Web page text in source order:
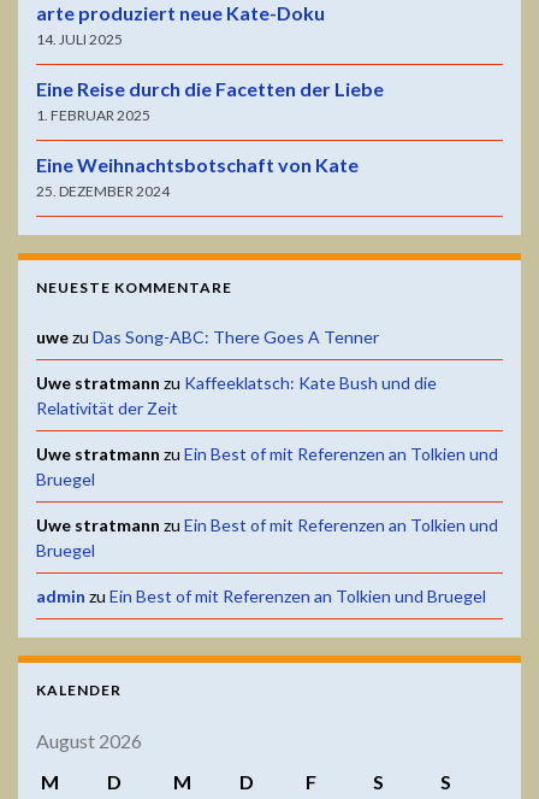
arte produziert neue Kate-Doku
14. JULI 2025
Eine Reise durch die Facetten der Liebe
1. FEBRUAR 2025
Eine Weihnachtsbotschaft von Kate
25. DEZEMBER 2024
NEUESTE KOMMENTARE
uwezu Das Song-ABC: There Goes A Tenner
Uwe stratmann zu Kaffeeklatsch: Kate Bush und die
Relativität der Zeit
Uwe stratmann zu Ein Best of mit Referenzen an Tolkien und
Bruegel
Uwe stratmann zu Ein Best of mit Referenzen an Tolkien und
Bruegel
admin zu Ein Best of mit Referenzen an Tolkien und Bruegel
KALENDER
August 2026
M
D M D F S
S